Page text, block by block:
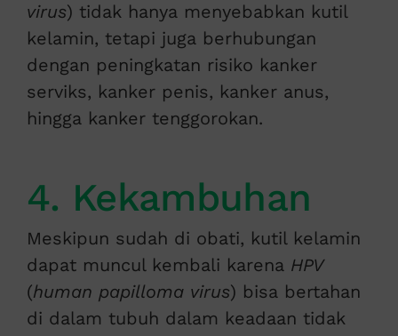
virus) tidak hanya menyebabkan kutil
kelamin, tetapi juga berhubungan
dengan peningkatan risiko kanker
serviks, kanker penis, kanker anus,
hingga kanker tenggorokan.
4. Kekambuhan
Meskipun sudah di obati, kutil kelamin
dapat muncul kembali karena HPV
(human papilloma virus) bisa bertahan
di dalam tubuh dalam keadaan tidak